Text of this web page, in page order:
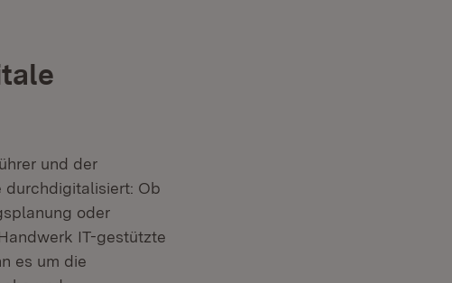
und der
durchdigitalisiert: Ob
oder
IT-gestützte
es um die